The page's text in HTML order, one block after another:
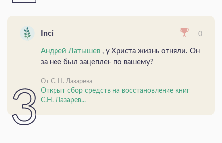
Inci 0
Андрей Латышев , у Христа жизнь отняли. Он
за нее был зацеплен по вашему?
От С. Н. Лазарева
Открыт сбор средств на восстановление книг
С.Н. Лазарев...